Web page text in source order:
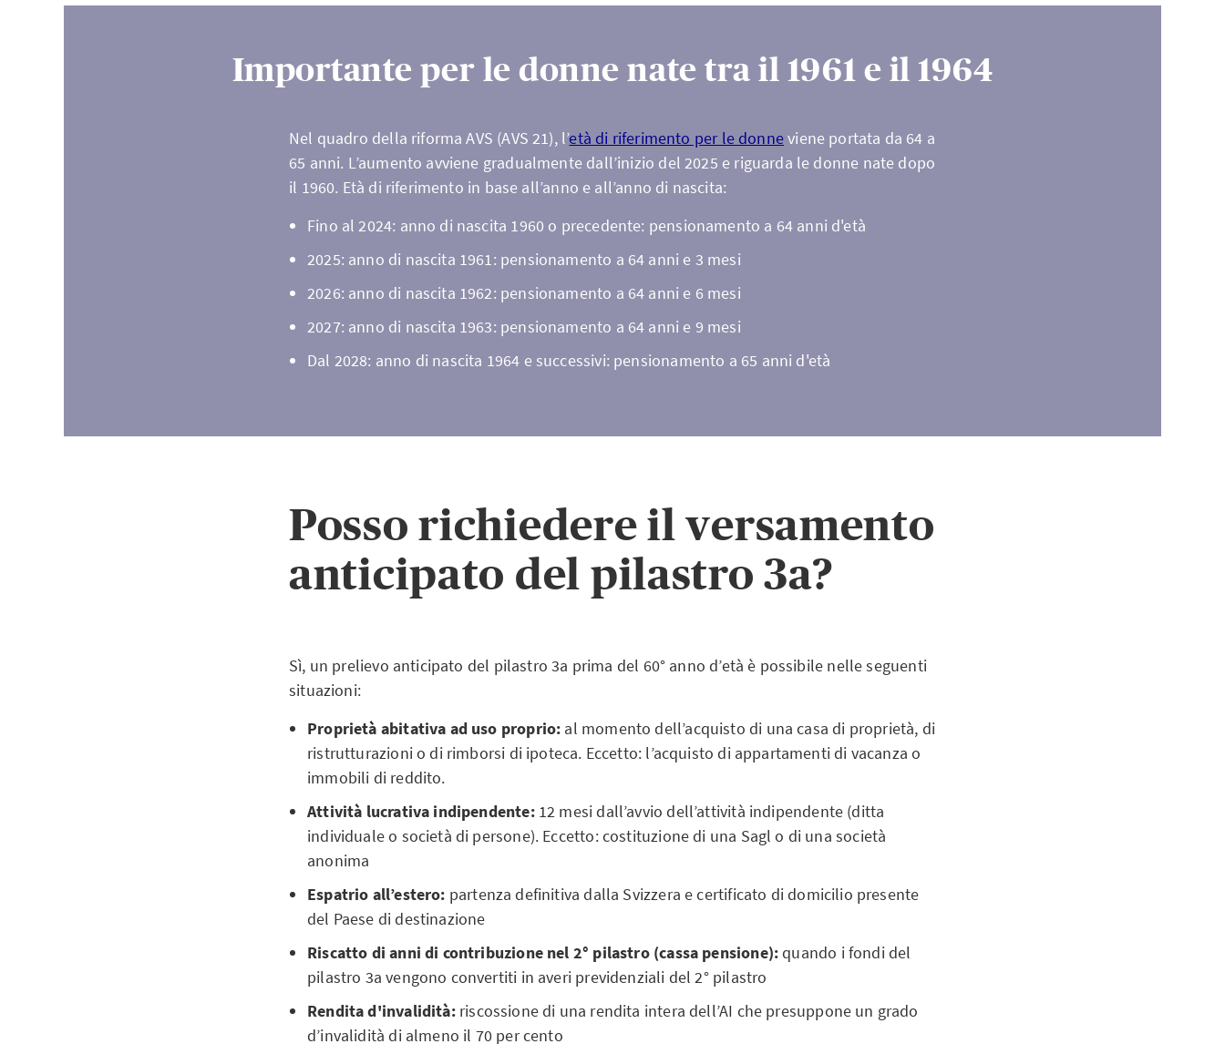
Importante per le donne nate tra il 1961 e il 1964
Nel quadro della riforma AVS (AVS 21), l’età di riferimento per le donneviene portata da 64 a
65 anni. L’aumento avviene gradualmente dall’inizio del 2025 e riguarda le donne nate dopo
il 1960. Età di riferimento in base all’anno e all’anno di nascita:
Fino al 2024: anno di nascita 1960 o precedente: pensionamento a 64 anni d'età
2025: anno di nascita 1961: pensionamento a 64 anni e 3 mesi
2026: anno di nascita 1962: pensionamento a 64 anni e 6 mesi
2027: anno di nascita 1963: pensionamento a 64 anni e 9 mesi
Dal 2028: anno di nascita 1964 e successivi: pensionamento a 65 anni d'età
Posso richiedere il versamento
anticipato del pilastro 3a?
Sì, un prelievo anticipato del pilastro 3a prima del 60° anno d’età è possibile nelle seguenti
situazioni:
Proprietà abitativa ad uso proprio: al momento dell’acquisto di una casa di proprietà, di
ristrutturazioni o di rimborsi di ipoteca. Eccetto: l’acquisto di appartamenti di vacanza o
immobili di reddito.
Attività lucrativa indipendente: 12 mesi dall’avvio dell’attività indipendente (ditta
individuale o società di persone). Eccetto: costituzione di una Sagl o di una società
anonima
Espatrio all’estero: partenza definitiva dalla Svizzera e certificato di domicilio presente
del Paese di destinazione
Riscatto di anni di contribuzione nel 2° pilastro (cassa pensione):quando i fondi del
pilastro 3a vengono convertiti in averi previdenziali del 2° pilastro
Rendita d'invalidità:riscossione di una rendita intera dell’AI che presuppone un grado
d’invalidità di almeno il 70 per cento